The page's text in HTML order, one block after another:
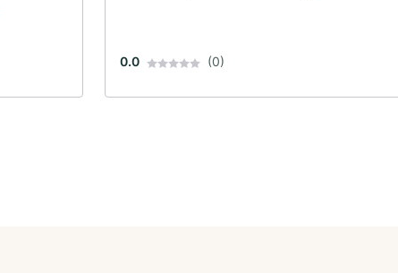
0.0 (0)